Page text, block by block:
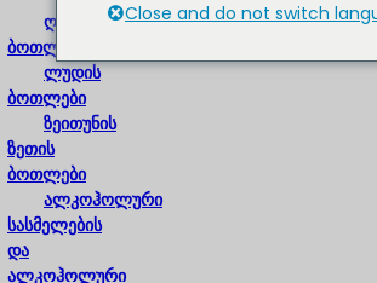
ღვინის
ბოთლები
ლუდის
ბოთლები
ზეითუნის
ზეთის
ბოთლები
ალკოჰოლური
სასმელების
და
ალკოჰოლური
Close and do not switch